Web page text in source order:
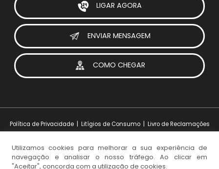
LIGAR AGORA
ENVIAR MENSAGEM
COMO CHEGAR
Política de Privacidade| Litígios de Consumo| Livro de Reclamações
Design e Desenvolvimento:iesolutions Portugal
© 2026 Visoparts. Todos os direitos reservados.
Utilizamos cookies para melhorar a sua experiência de
navegação e analisar o nosso tráfego. Ao clicar em
"Aceitar", concorda com a utilização de cookies.